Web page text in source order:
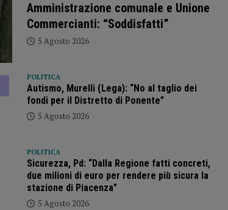
Amministrazione comunale e Unione
Commercianti: “Soddisfatti”
5 Agosto 2026
POLITICA
Autismo, Murelli (Lega): “No al taglio dei
fondi per il Distretto di Ponente”
5 Agosto 2026
POLITICA
Sicurezza, Pd: “Dalla Regione fatti concreti,
due milioni di euro per rendere più sicura la
stazione di Piacenza”
5 Agosto 2026